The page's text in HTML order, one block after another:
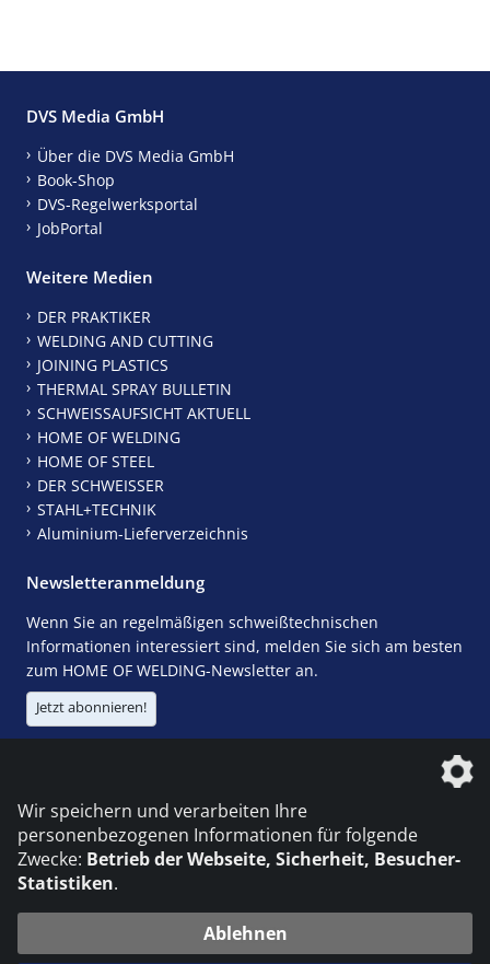
DVS Media GmbH
Über die DVS Media GmbH
Book-Shop
DVS-Regelwerksportal
JobPortal
Weitere Medien
DER PRAKTIKER
WELDING AND CUTTING
JOINING PLASTICS
THERMAL SPRAY BULLETIN
SCHWEISSAUFSICHT AKTUELL
HOME OF WELDING
HOME OF STEEL
DER SCHWEISSER
STAHL+TECHNIK
Aluminium-Lieferverzeichnis
Newsletteranmeldung
Wenn Sie an regelmäßigen schweißtechnischen
Informationen interessiert sind, melden Sie sich am besten
zum HOME OF WELDING-Newsletter an.
Jetzt abonnieren!
Die DVS Media GmbH ist ein Unternehmen der
Wir speichern und verarbeiten Ihre
personenbezogenen Informationen für folgende
Zwecke: Betrieb der Webseite, Sicherheit, Besucher-
Statistiken.
Ablehnen